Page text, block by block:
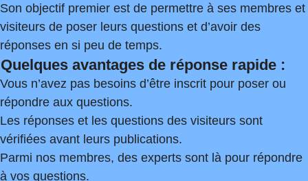
Son objectif premier est de permettre à ses membres et
visiteurs de poser leurs questions et d’avoir des
réponses en si peu de temps.
Quelques avantages de réponse rapide :
Vous n’avez pas besoins d’être inscrit pour poser ou
répondre aux questions.
Les réponses et les questions des visiteurs sont
vérifiées avant leurs publications.
Parmi nos membres, des experts sont là pour répondre
à vos questions.